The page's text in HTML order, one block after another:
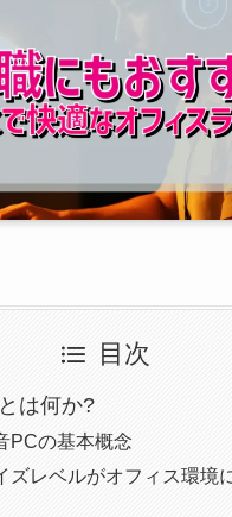
目次
は何か?
PCの基本概念
ズレベルがオフィス環境